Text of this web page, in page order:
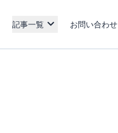
記事一覧 お問い合わせ